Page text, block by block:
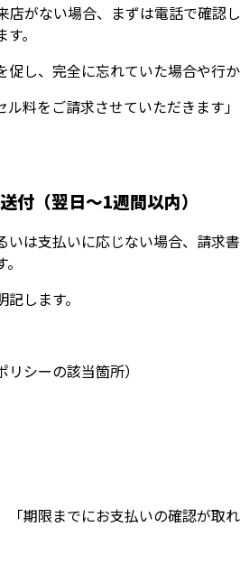
店がない場合、まずは電話で確認
。
促し、完全に忘れていた場合や行
ル料をご請求させていただきま
付（翌日〜1週間以内）
いは支払いに応じない場合、請求
します。
シーの該当箇所）
「期限までにお支払いの確認が取